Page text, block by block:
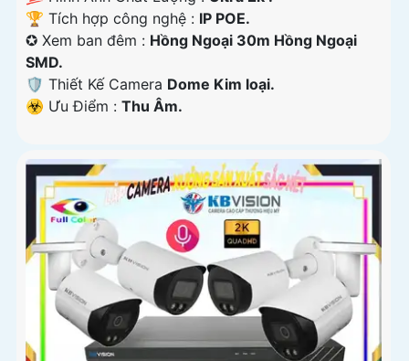
🏆 Tích hợp công nghệ : IP POE.
✪ Xem ban đêm : Hồng Ngoại 30m Hồng Ngoại
SMD.
🛡 Thiết Kế Camera Dome Kim loại.
️☣️ Ưu Điểm : Thu Âm.